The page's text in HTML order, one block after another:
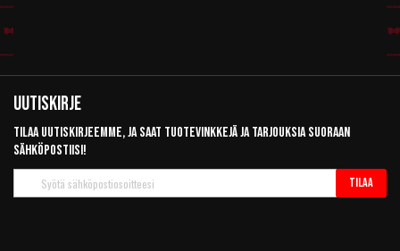
Uutiskirje
Tilaa uutiskirjeemme, ja saat tuotevinkkejä ja tarjouksia suoraan
sähköpostiisi!
uutiskirje
Tilaa